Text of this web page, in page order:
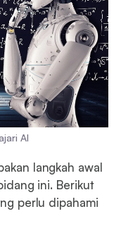
AI
langkah awal
ini. Berikut
perlu dipahami